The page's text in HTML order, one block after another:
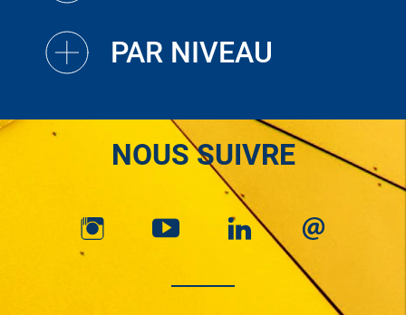
PAR NIVEAU
NOUS SUIVRE